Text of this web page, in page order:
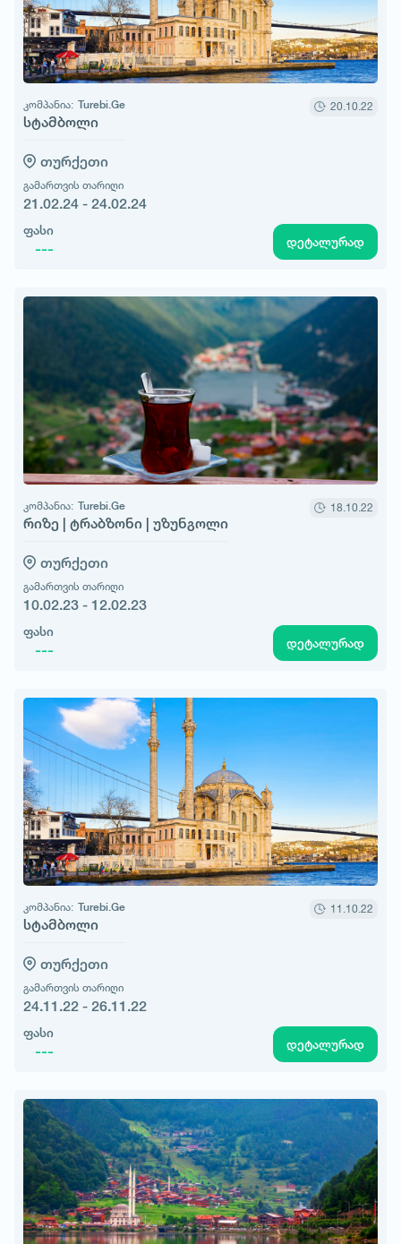
კომპანია: Turebi.Ge
სტამბოლი
20.10.22
თურქეთი
გამართვის თარიღი
21.02.24 - 24.02.24
ფასი
--- დეტალურად
კომპანია: Turebi.Ge
რიზე | ტრაბზონი | უზუნგოლი
18.10.22
თურქეთი
გამართვის თარიღი
10.02.23 - 12.02.23
ფასი
--- დეტალურად
კომპანია: Turebi.Ge
სტამბოლი
11.10.22
თურქეთი
გამართვის თარიღი
24.11.22 - 26.11.22
ფასი
--- დეტალურად